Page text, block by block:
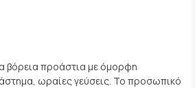
βόρεια προάστια με όμορφη
ωραίες γεύσεις. Το προσωπικό